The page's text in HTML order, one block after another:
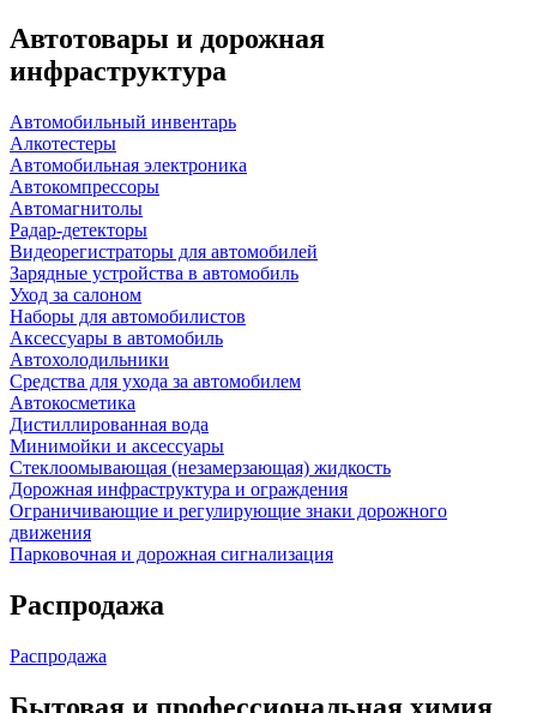
Автотовары и дорожная
инфраструктура
Автомобильный инвентарь
Алкотестеры
Автомобильная электроника
Автокомпрессоры
Автомагнитолы
Радар-детекторы
Видеорегистраторы для автомобилей
Зарядные устройства в автомобиль
Уход за салоном
Наборы для автомобилистов
Аксессуары в автомобиль
Автохолодильники
Средства для ухода за автомобилем
Автокосметика
Дистиллированная вода
Минимойки и аксессуары
Стеклоомывающая (незамерзающая) жидкость
Дорожная инфраструктура и ограждения
Ограничивающие и регулирующие знаки дорожного
движения
Парковочная и дорожная сигнализация
Распродажа
Распродажа
Бытовая и профессиональная химия